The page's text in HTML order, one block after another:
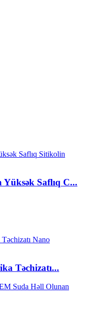
Yüksək Saflıq C...
Təchizatı...